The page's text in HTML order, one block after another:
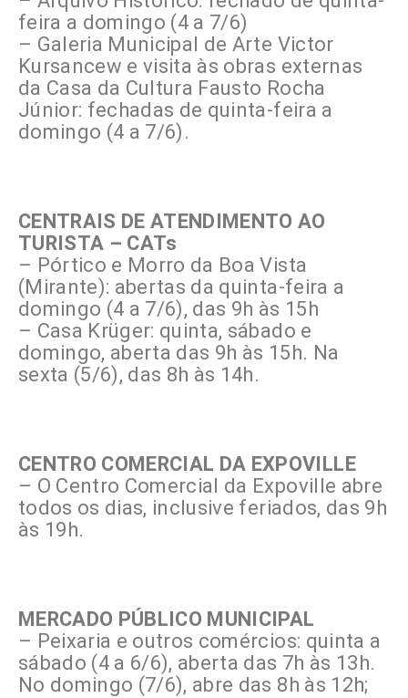
feira a domingo (4 a 7/6)
– Galeria Municipal de Arte Victor
Kursancew e visita às obras externas
da Casa da Cultura Fausto Rocha
Júnior: fechadas de quinta-feira a
domingo (4 a 7/6).
CENTRAIS DE ATENDIMENTO AO
TURISTA – CATs
– Pórtico e Morro da Boa Vista
(Mirante): abertas da quinta-feira a
domingo (4 a 7/6), das 9h às 15h
– Casa Krüger: quinta, sábado e
domingo, aberta das 9h às 15h. Na
sexta (5/6), das 8h às 14h.
CENTRO COMERCIAL DA EXPOVILLE
– O Centro Comercial da Expoville abre
todos os dias, inclusive feriados, das 9h
às 19h.
MERCADO PÚBLICO MUNICIPAL
– Peixaria e outros comércios: quinta a
sábado (4 a 6/6), aberta das 7h às 13h.
No domingo (7/6), abre das 8h às 12h;